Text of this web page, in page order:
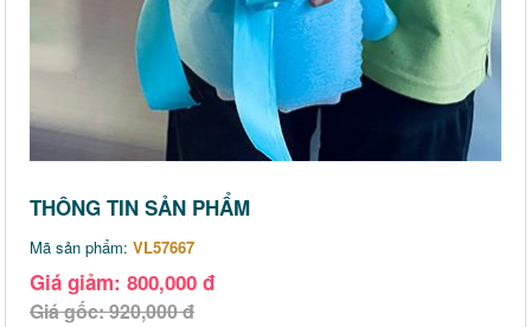
THÔNG TIN SẢN PHẨM
Mã sản phẩm: VL57667
Giá giảm: 800,000 đ
Giá gốc: 920,000 đ